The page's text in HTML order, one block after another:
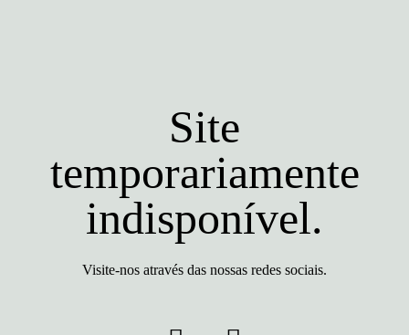
Site
temporariamente
indisponível.
Visite-nos através das nossas redes sociais.